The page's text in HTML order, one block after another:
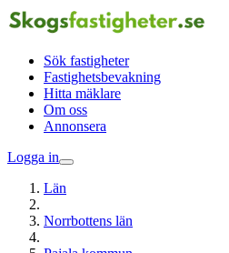
Sök fastigheter
Fastighetsbevakning
Hitta mäklare
Om oss
Annonsera
Logga in
Län
Norrbottens län